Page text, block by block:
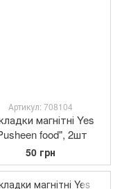
Артикул: 708104
магнітні Yes
food", 2шт
50 грн